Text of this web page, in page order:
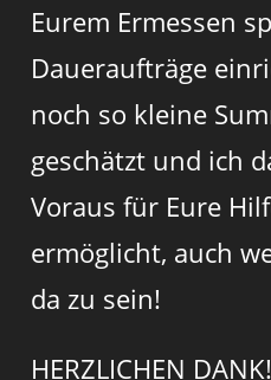
Eurem Ermessen
Daueraufträge
noch so kleine
geschätzt und ich
Voraus für Eure
ermöglicht, auch
da zu sein!
HERZLICHEN DANK!